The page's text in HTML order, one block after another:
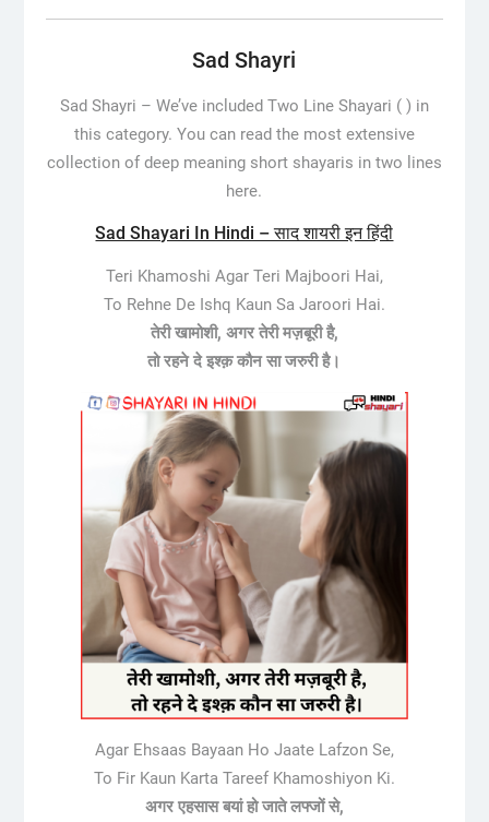
Sad Shayri
Sad Shayri – We’ve included Two Line Shayari ( ) in
this category. You can read the most extensive
collection of deep meaning short shayaris in two lines
here.
Sad Shayari In Hindi – साद शायरी इन हिंदी
Teri Khamoshi Agar Teri Majboori Hai,
To Rehne De Ishq Kaun Sa Jaroori Hai.
तेरी खामोशी, अगर तेरी मज़बूरी है,
तो रहने दे इश्क़ कौन सा जरुरी है।
Agar Ehsaas Bayaan Ho Jaate Lafzon Se,
To Fir Kaun Karta Tareef Khamoshiyon Ki.
अगर एहसास बयां हो जाते लफ्जों से,